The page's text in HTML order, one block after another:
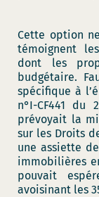
Cette option
témoignent
dont les
budgétaire.
spécifique à
n°I-CF441 du
prévoyait la
sur les Droits
une assiette
immobilières
pouvait
avoisinant les